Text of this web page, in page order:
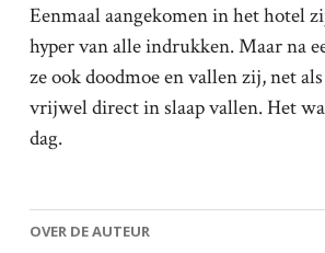
Eenmaal aangekomen in het hotel
hyper van alle indrukken. Maar na
ze ook doodmoe en vallen zij, net
vrijwel direct in slaap vallen. Het
dag.
OVER DE AUTEUR